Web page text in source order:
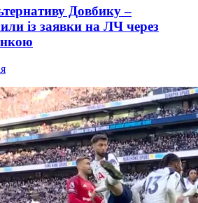
Довбику –
із заявки на ЛЧ через